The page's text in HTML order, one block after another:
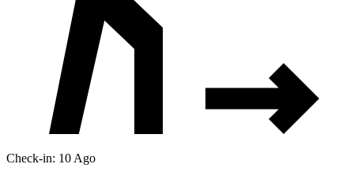
Check-in: 10 Ago